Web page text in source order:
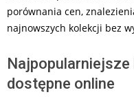
porównania cen,
najnowszych kolekcji bez
dostępne online